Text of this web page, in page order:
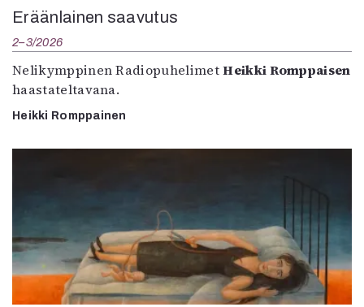
Eräänlainen saavutus
2–3/2026
Nelikymppinen RadiopuhelimetHeikki Romppaisen
haastateltavana.
Heikki Romppainen